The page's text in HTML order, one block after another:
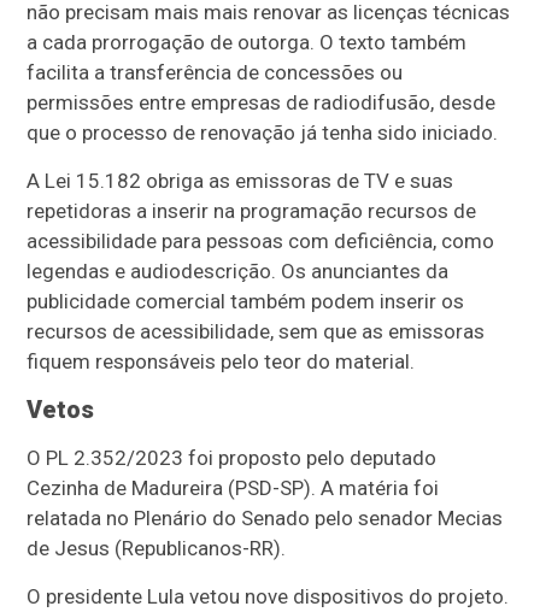
não precisam mais mais renovar as licenças técnicas
a cada prorrogação de outorga. O texto também
facilita a transferência de concessões ou
permissões entre empresas de radiodifusão, desde
que o processo de renovação já tenha sido iniciado.
A Lei 15.182 obriga as emissoras de TV e suas
repetidoras a inserir na programação recursos de
acessibilidade para pessoas com deficiência, como
legendas e audiodescrição. Os anunciantes da
publicidade comercial também podem inserir os
recursos de acessibilidade, sem que as emissoras
fiquem responsáveis pelo teor do material.
Vetos
O PL 2.352/2023 foi proposto pelo deputado
Cezinha de Madureira (PSD-SP). A matéria foi
relatada no Plenário do Senado pelo senador Mecias
de Jesus (Republicanos-RR).
O presidente Lula vetou nove dispositivos do projeto.